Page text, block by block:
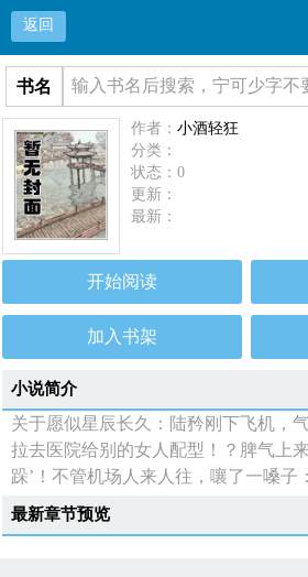
返回
书名
作者：小酒轻狂
分类：
状态：0
更新：
最新：
开始阅读
加入书架
小说简介
关于愿似星辰长久：陆矜刚下飞机，
拉去医院给别的女人配型！？脾气上
跺’！不管机场人来人往，嚷了一嗓子
最新章节预览